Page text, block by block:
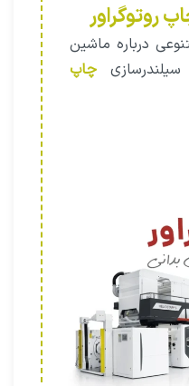
روتوگراور
درباره ماشین
چاپ